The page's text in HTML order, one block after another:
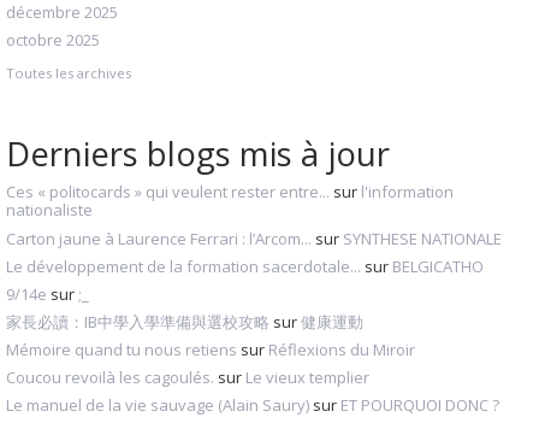
décembre 2025
octobre 2025
Toutes les archives
Derniers blogs mis à jour
Ces « politocards » qui veulent rester entre... sur l'information
nationaliste
Carton jaune à Laurence Ferrari : l’Arcom... sur SYNTHESE NATIONALE
Le développement de la formation sacerdotale... sur BELGICATHO
9/14e sur ;_
家長必讀：IB中學入學準備與選校攻略 sur健康運動
Mémoire quand tu nous retiens sur Réflexions du Miroir
Coucou revoilà les cagoulés. sur Le vieux templier
Le manuel de la vie sauvage (Alain Saury) sur ET POURQUOI DONC ?